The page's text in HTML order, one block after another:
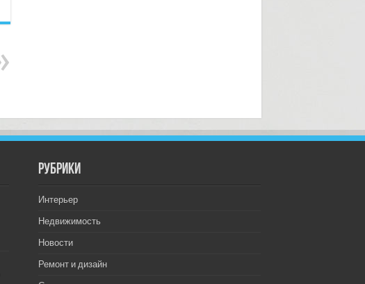
РУбрики
Интерьер
Недвижимость
Новости
Ремонт и дизайн